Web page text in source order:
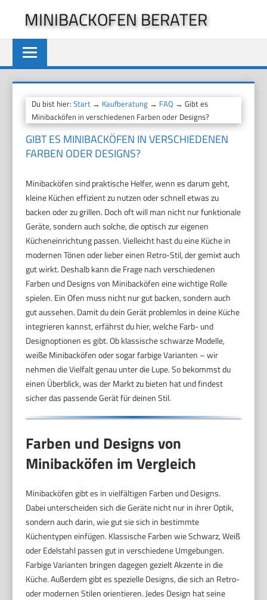
springen
MINIBACKOFEN BERATER
Du bist hier:Start → Kaufberatung → FAQ → Gibt es
Minibacköfen in verschiedenen Farben oder Designs?
GIBT ES MINIBACKÖFEN IN VERSCHIEDENEN
FARBEN ODER DESIGNS?
Minibacköfen sind praktische Helfer, wenn es darum geht,
kleine Küchen effizient zu nutzen oder schnell etwas zu
backen oder zu grillen. Doch oft will man nicht nur funktionale
Geräte, sondern auch solche, die optisch zur eigenen
Kücheneinrichtung passen. Vielleicht hast du eine Küche in
modernen Tönen oder lieber einen Retro-Stil, der gemixt auch
gut wirkt. Deshalb kann die Frage nach verschiedenen
Farben und Designs von Minibacköfen eine wichtige Rolle
spielen. Ein Ofen muss nicht nur gut backen, sondern auch
gut aussehen. Damit du dein Gerät problemlos in deine Küche
integrieren kannst, erfährst du hier, welche Farb- und
Designoptionen es gibt. Ob klassische schwarze Modelle,
weiße Minibacköfen oder sogar farbige Varianten – wir
nehmen die Vielfalt genau unter die Lupe. So bekommst du
einen Überblick, was der Markt zu bieten hat und findest
sicher das passende Gerät für deinen Stil.
Farben und Designs von
Minibacköfen im Vergleich
Minibacköfen gibt es in vielfältigen Farben und Designs.
Dabei unterscheiden sich die Geräte nicht nur in ihrer Optik,
sondern auch darin, wie gut sie sich in bestimmte
Küchentypen einfügen. Klassische Farben wie Schwarz, Weiß
oder Edelstahl passen gut in verschiedene Umgebungen.
Farbige Varianten bringen dagegen gezielt Akzente in die
Küche. Außerdem gibt es spezielle Designs, die sich an Retro-
oder modernen Stilen orientieren. Jedes Design hat seine